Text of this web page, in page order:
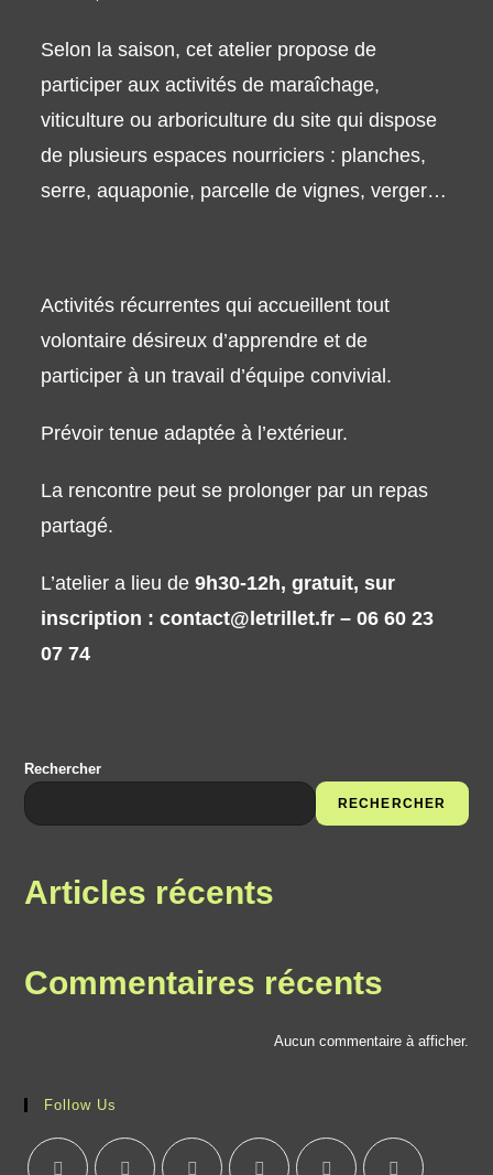
Selon la saison, cet atelier propose de
participer aux activités de maraîchage,
viticulture ou arboriculture du site qui dispose
de plusieurs espaces nourriciers : planches,
serre, aquaponie, parcelle de vignes, verger…
Activités récurrentes qui accueillent tout
volontaire désireux d’apprendre et de
participer à un travail d’équipe convivial.
Prévoir tenue adaptée à l’extérieur.
La rencontre peut se prolonger par un repas
partagé.
L’atelier a lieu de9h30-12h, gratuit, sur
inscription : contact@letrillet.fr – 06 60 23
07 74
Rechercher
RECHERCHER
Articles récents
Commentaires récents
Aucun commentaire à afficher.
Follow Us